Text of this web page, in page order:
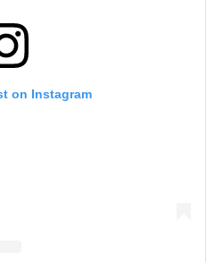
on Instagram